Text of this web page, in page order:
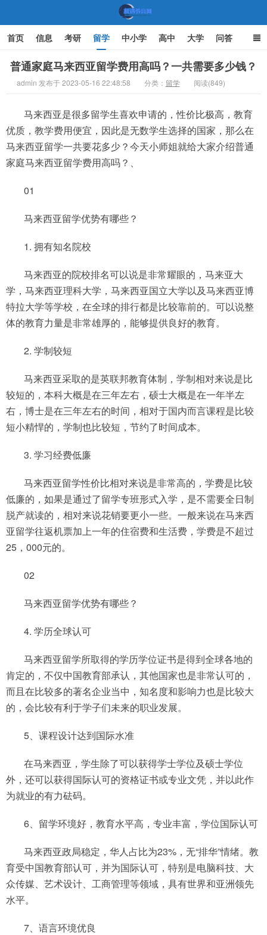
首页 信息 考研 留学 中小学 高中 大学 问答
文化 家庭教育
普通家庭马来西亚留学费用高吗？一共需要多少钱？
admin 发布于 2023-05-16 22:48:58 分类： 留学 阅读(849)
马来西亚是很多留学生喜欢申请的，性价比极高，教育
优质，教学费用便宜，因此是无数学生选择的国家，那么在
马来西亚留学一共要花多少？今天小师姐就给大家介绍普通
家庭马来西亚留学费用高吗？、
01
马来西亚留学优势有哪些？
1. 拥有知名院校
马来西亚的院校排名可以说是非常耀眼的，马来亚大
学，马来西亚理科大学，马来西亚国立大学以及马来西亚博
特拉大学等学校，在全球的排行都是比较靠前的。可以说整
体的教育力量是非常雄厚的，能够提供良好的教育。
2. 学制较短
马来西亚采取的是英联邦教育体制，学制相对来说是比
较短的，本科大概是在三年左右，硕士大概是在一年半左
右，博士是在三年左右的时间，相对于国内而言课程是比较
短小精悍的，学制也比较短，节约了时间成本。
3. 学习经费低廉
马来西亚留学性价比相对来说是非常高的，学费是比较
低廉的，如果是通过了留学专班形式入学，是不需要全日制
脱产就读的，相对来说花销要更小一些。一般来说在马来西
亚留学往返机票加上一年的住宿费和生活费，学费是不超过
25，000元的。
02
马来西亚留学优势有哪些？
4. 学历全球认可
马来西亚留学所取得的学历学位证书是得到全球各地的
肯定的，不仅中国教育部承认，其他国家也是非常认可的，
而且在比较多的著名企业当中，知名度和影响力也是比较大
的，会比较有利于学子们未来的职业发展。
5、课程设计达到国际水准
在马来西亚，学生除了可以获得学士学位及硕士学位
外，还可以获得国际认可的资格证书或专业文凭，并以此作
为就业的有力砝码。
6、留学环境好，教育水平高，专业丰富，学位国际认可
马来西亚政局稳定，华人占比为23%，无“排华”情绪。教
育受中国教育部认可，并为国际认可，特别是电脑科技、大
众传媒、艺术设计、工商管理等领域，具有世界和亚洲领先
水平。
7、语言环境优良